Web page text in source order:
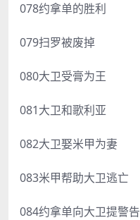
078约拿单的胜利
079扫罗被废掉
080大卫受膏为王
081大卫和歌利亚
082大卫娶米甲为妻
083米甲帮助大卫逃亡
084约拿单向大卫提警告